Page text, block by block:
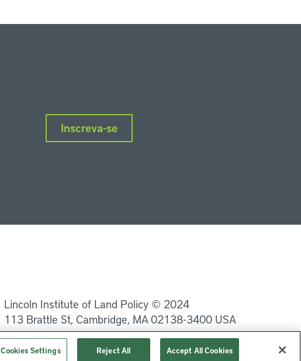
Inscreva-se
Lincoln Institute of Land Policy © 2024
113 Brattle St, Cambridge, MA 02138-3400 USA
Ajuda
Privacidade Termos de Serviço
Cookies Settings Reject All Accept All Cookies